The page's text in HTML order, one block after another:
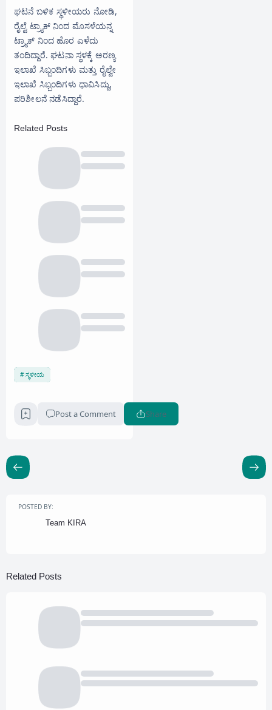
ಘಟನೆ ಬಳಿಕ ಸ್ಥಳೀಯರು ನೋಡಿ,
ರೈಲ್ವೆ ಟ್ರ್ಯಾಕ್ ನಿಂದ ಮೊಸಳೆಯನ್ನ
ಟ್ರ್ಯಾಕ್ ನಿಂದ ಹೊರ ಎಳೆದು
ತಂದಿದ್ದಾರೆ. ಘಟನಾ ಸ್ಥಳಕ್ಕೆ ಅರಣ್ಯ
ಇಲಾಖೆ ಸಿಬ್ಬಂದಿಗಳು ಮತ್ತು ರೈಲ್ವೇ
ಇಲಾಖೆ ಸಿಬ್ಬಂದಿಗಳು ಧಾವಿಸಿದ್ದು,
ಪರಿಶೀಲನೆ ನಡೆಸಿದ್ದಾರೆ.
Related Posts
ಸ್ಥಳೀಯ
Post a Comment Share
POSTED BY:
Team KIRA
Related Posts